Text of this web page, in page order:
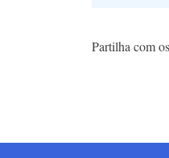
Partilha com